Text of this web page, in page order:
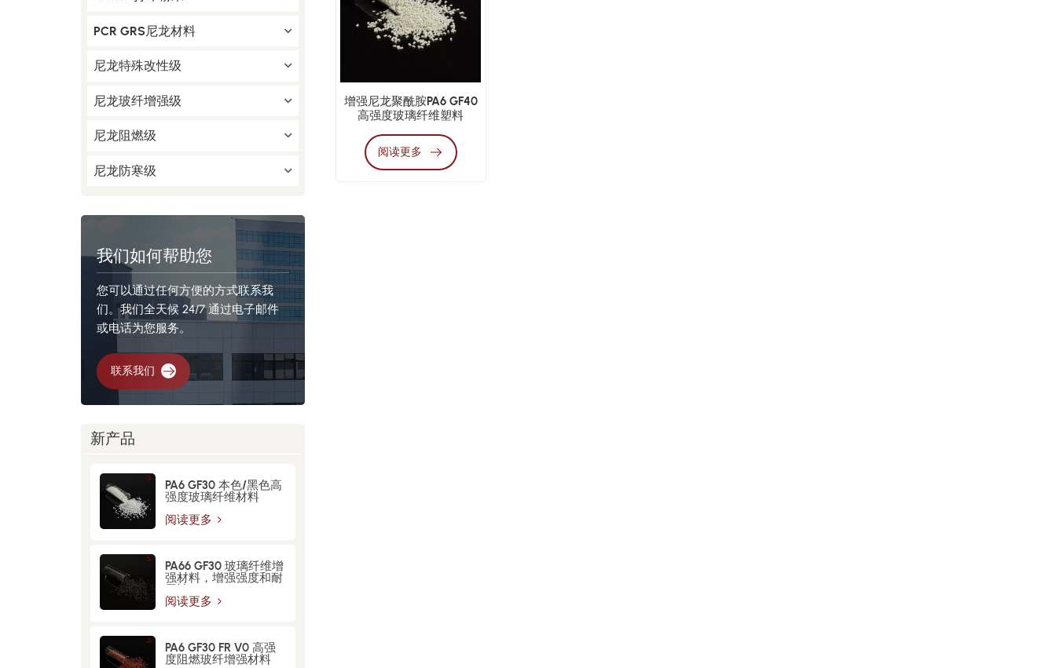
PCR GRS尼龙材料
尼龙特殊改性级
尼龙玻纤增强级
尼龙阻燃级
尼龙防寒级
我们如何帮助您
您可以通过任何方便的方式联系我
们。我们全天候 24/7 通过电子邮件
或电话为您服务。
联系我们
新产品
PA6 GF30 本色/黑色高
强度玻璃纤维材料
阅读更多
PA66 GF30 玻璃纤维增​​
强材料，增强强度和耐
用性
阅读更多
PA6 GF30 FR V0 高强
度阻燃玻纤增强材料
增强尼龙聚酰胺PA6 GF40
高强度玻璃纤维塑料
阅读更多